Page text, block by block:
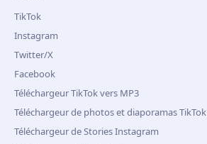
TikTok
Instagram
Twitter/X
Facebook
Téléchargeur TikTok vers MP3
Téléchargeur de photos et diaporamas TikTok
Téléchargeur de Stories Instagram